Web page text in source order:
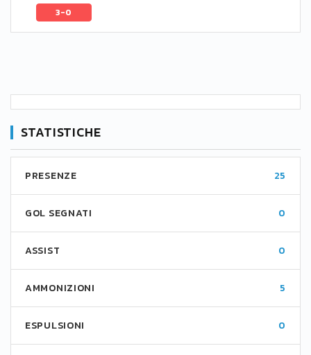
3-0
STATISTICHE
PRESENZE 25
GOL SEGNATI 0
ASSIST 0
AMMONIZIONI 5
ESPULSIONI 0